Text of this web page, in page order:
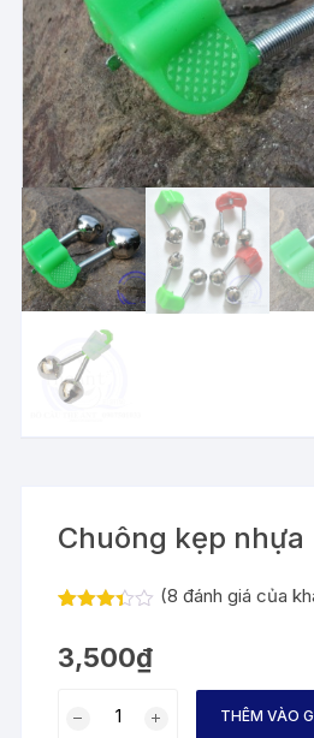
Chuông kẹp nhựa
dựa
trên
giá
(8 đánh giá của
3,500₫
THÊM VÀO